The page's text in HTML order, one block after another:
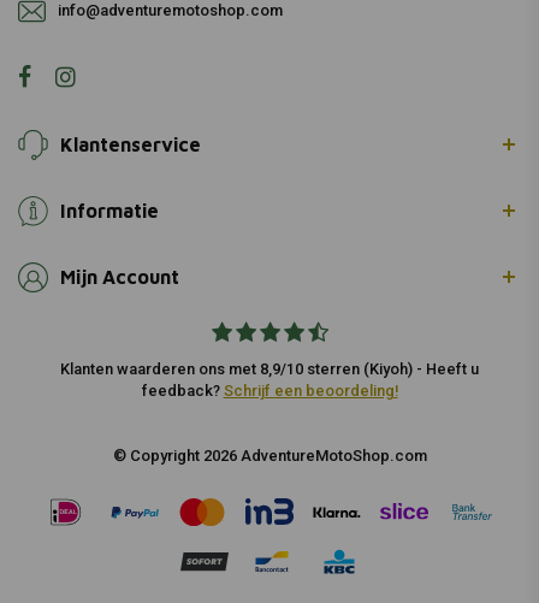
info@adventuremotoshop.com
Klantenservice
Informatie
Mijn Account
Klanten waarderen ons met 8,9/10 sterren (Kiyoh) - Heeft u
feedback? Schrijf een beoordeling!
© Copyright 2026 AdventureMotoShop.com